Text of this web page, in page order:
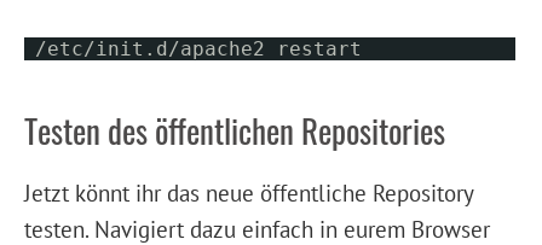
/etc/init.d/apache2 restart
Testen des öffentlichen Repositories
Jetzt könnt ihr das neue öffentliche Repository
testen. Navigiert dazu einfach in eurem Browser